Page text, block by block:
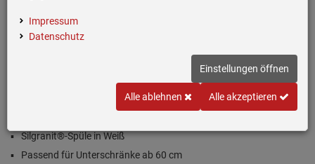
Einloggen und Bewertung schreiben
Inklusive 5 Jahre Garantie
Silgranit®-Spüle in Weiß
Passend für Unterschränke ab 60 cm
Impressum
Datenschutz
Einstellungen öffnen
Alle ablehnen Alle akzeptieren